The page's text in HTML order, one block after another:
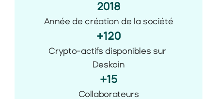
2018
Année de création de la société
+120
Crypto-actifs disponibles sur
Deskoin
+15
Collaborateurs